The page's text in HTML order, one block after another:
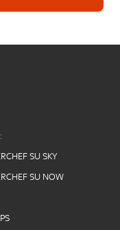
SU SKY
SU NOW